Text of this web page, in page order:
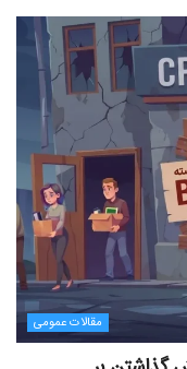
مقالات عمومی